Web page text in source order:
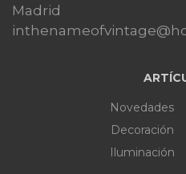
Madrid
Novedades
Decoración
Iluminación